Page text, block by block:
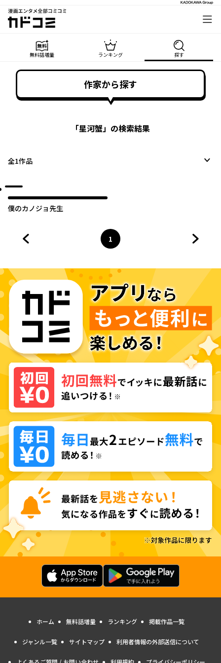
漫画エンタメ全部コミコミ
カドコミ
無料話増量 ランキング 探す
作家から探す
「星河蟹」の検索結果
全1作品
僕のカノジョ先生
ページ
1
へ
ホーム 無料話増量 ランキング 掲載作品一覧
ジャンル一覧 サイトマップ 利用者情報の外部送信について